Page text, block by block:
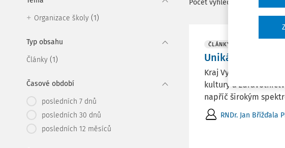
Organizace školy (1)
Typ obsahu
Články (1)
Časové období
posledních 7 dnů
posledních 30 dnů
posledních 12 měsíců
Počet vyhledaných
ČLÁNKY
Unikátní projekt
Kraj Vysočina je
kultury a
napříč širokým
RNDr. Jan Břížďala